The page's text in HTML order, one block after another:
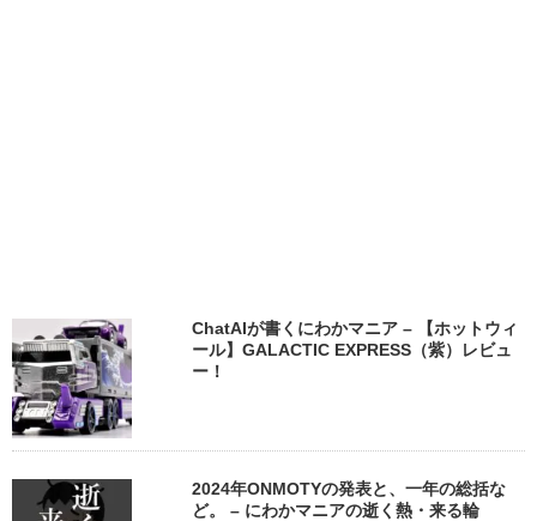
ChatAIが書くにわかマニア – 【ホットウィ
ール】GALACTIC EXPRESS（紫）レビュ
ー！
2024年ONMOTYの発表と、一年の総括な
ど。 – にわかマニアの逝く熱・来る輪